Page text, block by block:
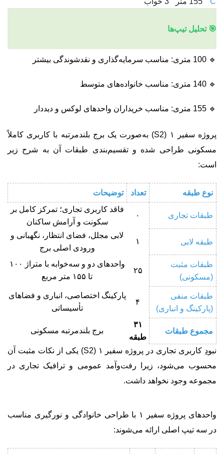
🎯 تحلیل تیپ‌ها
🔹 100 متری: مناسب سرمایه‌گذاری و نقدشوندگی بیشتر
🔹 140 متری: مناسب خانواده‌های متوسط
🔹 155 متری: مناسب خریداران واحدهای لوکس و دیددار
پروژه سفیر ۱ (S2) به‌صورت یک برج بلندمرتبه با کاربری کاملاً
مسکونی طراحی شده و تقسیم‌بندی طبقات آن به شرح زیر
است:
نوع طبقه تعداد توضیحات
طبقات تجاری ۰
فاقد کاربری تجاری؛ تمرکز کامل بر
سکونت و آرامش ساکنان
طبقه لابی ۱
لابی مجلل، فضای انتظار، نگهبانی و
ورودی اصلی برج
طبقات مثبت
(مسکونی)
۲۵
واحدهای دو و سه‌خوابه با متراژ ۱۰۰
تا ۱۵۵ متر مربع
طبقات منفی
(پارکینگ و انباری)
۴
پارکینگ اختصاصی، انباری و فضاهای
تأسیساتی
مجموع طبقات
۳۱
طبقه
برج بلندمرتبه مسکونی
نبودِ کاربری تجاری در پروژه سفیر ۱ (S2) یکی از نکات مثبت آن
محسوب می‌شود، زیرا رفت‌وآمد عمومی و ترافیک تجاری در
مجموعه وجود نخواهد داشت.
واحدهای پروژه سفیر ۱ با طراحی خانوادگی و نورگیری مناسب
در سه تیپ اصلی ارائه می‌شوند: